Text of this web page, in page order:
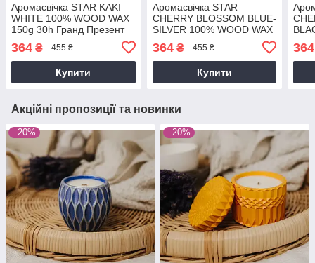
Аромасвічка STAR KAKI
WHITE 100% WOOD WAX
150g 30h Гранд Презент
364 ₴ 455 ₴
Купити
Аромасвічка STAR
CHERRY BLOSSOM BLUE-
SILVER 100% WOOD WAX
150g 30h Гранд Презент
NAC 1074
364₴ 455 ₴
Купити
364
Акційні пропозиції та новинки
–20% –20%